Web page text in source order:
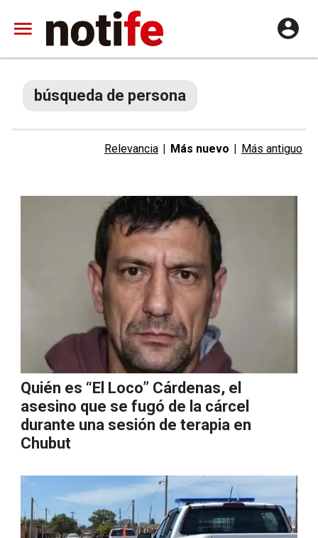
búsqueda de persona
Relevancia | Más nuevo | Más antiguo
Quién es “El Loco” Cárdenas, el
asesino que se fugó de la cárcel
durante una sesión de terapia en
Chubut